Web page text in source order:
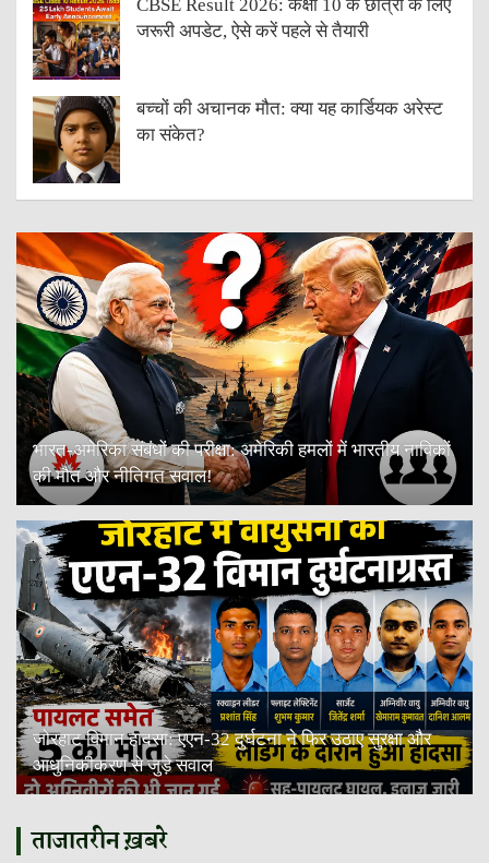
CBSE Result 2026: कक्षा 10 के छात्रों के लिए
जरूरी अपडेट, ऐसे करें पहले से तैयारी
बच्चों की अचानक मौत: क्या यह कार्डियक अरेस्ट
का संकेत?
भारत-अमेरिका संबंधों की परीक्षा: अमेरिकी हमलों में भारतीय नाविकों
की मौत और नीतिगत सवाल!
जोरहाट विमान हादसा: एएन-32 दुर्घटना ने फिर उठाए सुरक्षा और
आधुनिकीकरण से जुड़े सवाल
ताजातरीन ख़बरे